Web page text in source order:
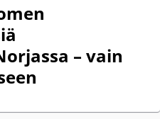
– vain